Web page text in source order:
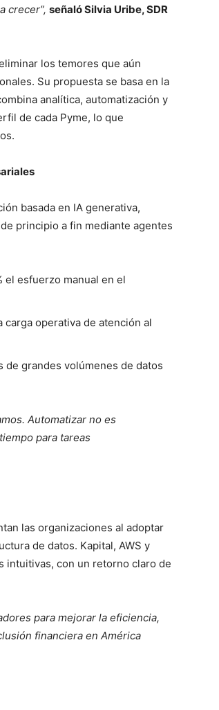
crecer”, señaló Silvia Uribe, SDR
los temores que aún
Su propuesta se basa en la
analítica, automatización y
de cada Pyme, lo que
basada en IA generativa,
principio a fin mediante agentes
el esfuerzo manual en el
carga operativa de atención al
de grandes volúmenes de datos
Automatizar no es
para tareas
las organizaciones al adoptar
de datos. Kapital, AWS y
intuitivas, con un retorno claro de
para mejorar la eficiencia,
financiera en América